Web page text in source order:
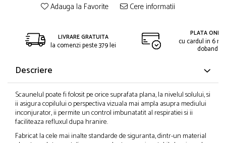
Adauga la Favorite Cere informatii
LIVRARE GRATUITA
la comenzi peste 379 lei
PLATA
cu cardul in 6
dobanda
Descriere
Scaunelul poate fi folosit pe orice suprafata plana, la nivelul solului, si
ii asigura copilului o perspectiva vizuala mai ampla asupra mediului
inconjurator, ii permite un control imbunatatit al respiratiei si ii
faciliteaza refluxul dupa hranire.
Fabricat la cele mai inalte standarde de siguranta, dintr-un material